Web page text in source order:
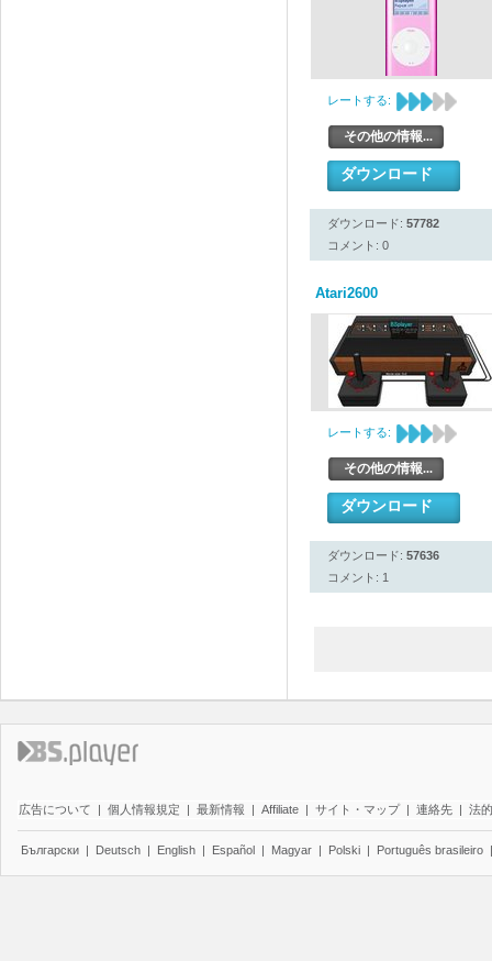
レートする:
その他の情報...
ダウンロード
ダウンロード: 57782
コメント: 0
Atari2600
レートする:
その他の情報...
ダウンロード
ダウンロード: 57636
コメント: 1
広告について | 個人情報規定 | 最新情報 | Affiliate | サイト・マップ | 連絡先 | 法
Български | Deutsch | English | Español | Magyar | Polski | Português brasileiro